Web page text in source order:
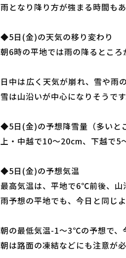
雨となり降り方が強まる時間もあ
◆5日(金)の天気の移り変わり
朝6時の平地では雨の降るところ
日中は広く天気が崩れ、雪や雨
雪は山沿いが中心になりそうです
◆5日(金)の予想降雪量（多いと
上・中越で10～20cm、下越で5
◆5日(金)の予想気温
最高気温は、平地で6℃前後、山
雨予想の平地でも、今日と同じ
朝の最低気温-1～3℃の予想で、
朝は路面の凍結などにも注意が必